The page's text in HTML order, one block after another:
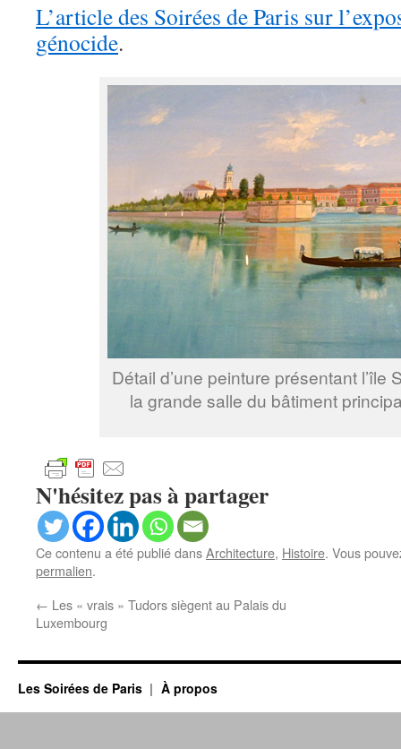
L’article des Soirées de Paris sur
génocide.
Détail d’une peinture présentant l’île
la grande salle du bâtiment
N'hésitez pas à partager
Ce contenu a été publié dansArchitecture, Histoire. Vous
permalien.
← Les « vrais » Tudors siègent au Palais du
Luxembourg
Les Soirées de Paris À propos